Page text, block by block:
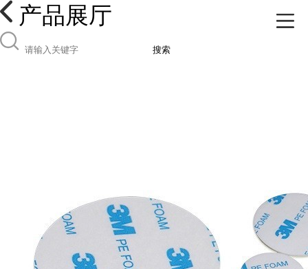
产品展厅
搜索